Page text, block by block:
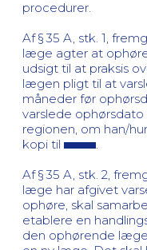
procedurer.
Af § 35 A, stk. 1,
læge agter at
udsigt til at praksis
lægen pligt til at
måneder før
varslede
regionen, om han/
kopi til
Af § 35 A, stk. 2,
læge har afgivet
ophøre, skal
etablere en
den ophørende